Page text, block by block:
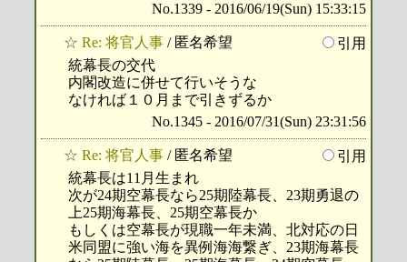
No.1339 - 2016/06/19(Sun) 15:33:15
☆ Re: 将官人事 / 匿名希望
引用
統幕長の交代
内閣改造に併せて行いそうな
なければ１０月まで引きずるか
No.1345 - 2016/07/31(Sun) 23:31:56
☆ Re: 将官人事 / 匿名希望
引用
統幕長は11月生まれ
次が24期空幕長なら25期陸幕長、23期勇退の
上25期海幕長、25期空幕長か
もしくは空幕長が現職一年未満、北対応の日
米同盟に強い海を異例海海繋ぎ、23期海幕長